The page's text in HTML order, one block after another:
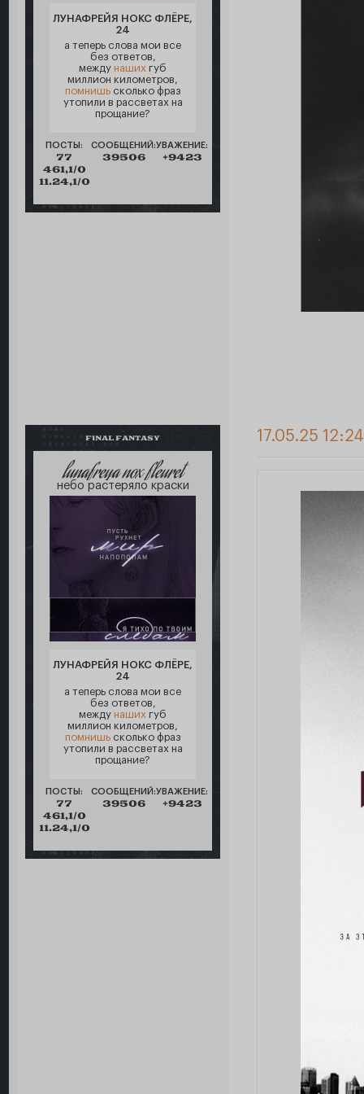
ЛУНАФРЕЙЯ НОКС ФЛЁРЕ,
24
а теперь слова мои все
без ответов,
между наших губ
миллион километров,
помнишьсколько фраз
утопили в рассветах на
прощание?
ПОСТЫ:
77
461,1/0
11.24,1/0
СООБЩЕНИЙ:
39506
УВАЖЕНИЕ:
+9423
FINAL FANTASY
lunafreya nox fleuret
небо растеряло краски
ЛУНАФРЕЙЯ НОКС ФЛЁРЕ,
24
а теперь слова мои все
без ответов,
между наших губ
миллион километров,
помнишьсколько фраз
утопили в рассветах на
прощание?
ПОСТЫ:
77
461,1/0
11.24,1/0
СООБЩЕНИЙ:
39506
УВАЖЕНИЕ:
+9423
17.05.25